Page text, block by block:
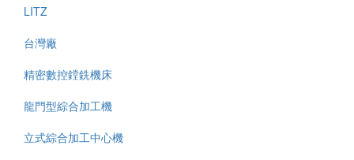
LITZ
台灣廠
精密數控鏜銑機床
龍門型綜合加工機
立式綜合加工中心機